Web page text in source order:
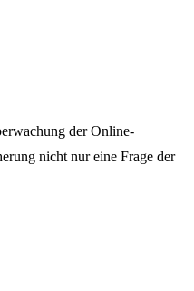
der Online-
nicht nur eine Frage der